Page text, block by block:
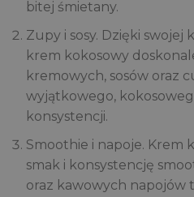
bitej śmietany.
Zupy i sosy. Dzięki
krem kokosowy
kremowych, sosów oraz
wyjątkowego,
konsystencji.
Smoothie i napoje. Krem
smak i konsystencję
oraz kawowych napojów